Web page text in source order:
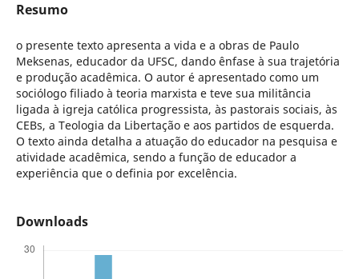
Resumo
o presente texto apresenta a vida e a obras de Paulo
Meksenas, educador da UFSC, dando ênfase à sua trajetória
e produção acadêmica. O autor é apresentado como um
sociólogo filiado à teoria marxista e teve sua militância
ligada à igreja católica progressista, às pastorais sociais, às
CEBs, a Teologia da Libertação e aos partidos de esquerda.
O texto ainda detalha a atuação do educador na pesquisa e
atividade acadêmica, sendo a função de educador a
experiência que o definia por excelência.
Downloads